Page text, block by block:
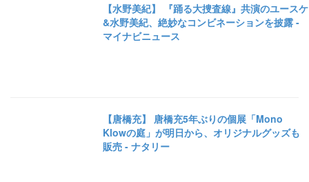
【水野美紀】 『踊る大捜査線』共演のユースケ
&水野美紀、絶妙なコンビネーションを披露 -
マイナビニュース
【唐橋充】 唐橋充5年ぶりの個展「Mono
Klowの庭」が明日から、オリジナルグッズも
販売 - ナタリー